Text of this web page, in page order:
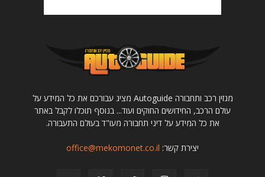
מגזין רכב ותחבורה Autoguide מציג עבורכם את כל המידע על
עולם הרכב, החידושים החוקים ועוד... בנוסף תוכלו לקבל באתר
את כל המידע על דיני תחבורה מעו"ד בעולם התעבורה.
יצירת קשר: office@mekomonet.co.il